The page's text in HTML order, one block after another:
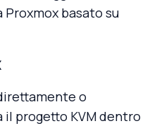
basato su
o
progetto KVM dentro